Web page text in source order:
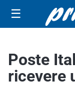
☰
Poste
ricevere